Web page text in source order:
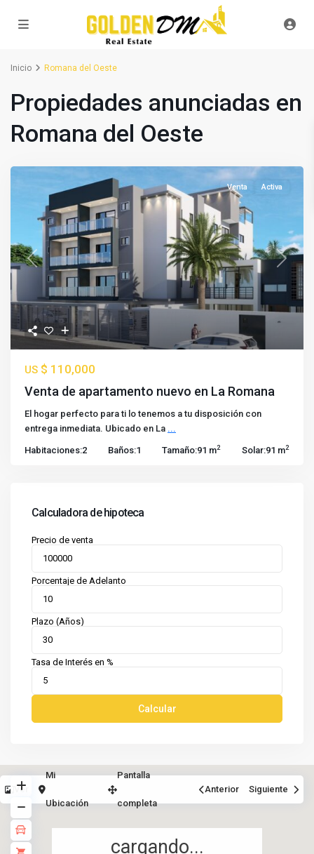
Inicio Romana del Oeste
Propiedades anunciadas en
Romana del Oeste
Previous Next
Venta Activa
US $ 110,000
Venta de apartamento nuevo en La Romana
El hogar perfecto para ti lo tenemos a tu disposición con
entrega inmediata. Ubicado en La ...
Habitaciones:2 Baños:1 Tamaño:91 m2 Solar:91 m2
Calculadora de hipoteca
Precio de venta
Porcentaje de Adelanto
Plazo (Años)
Tasa de Interés en %
Calcular
cargando...
Ver
Mi
Ubicación
Pantalla
completa
Anterior Siguiente